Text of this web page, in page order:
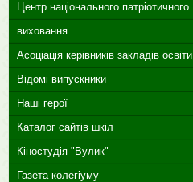
Центр національного патріотичного
виховання
Асоціація керівників закладів освіти
Відомі випускники
Наші герої
Каталог сайтів шкіл
Кіностудія "Вулик"
Газета колегіуму